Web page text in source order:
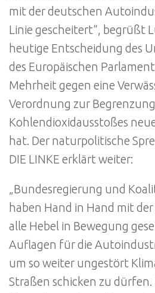
mit der deutschen
Linie gescheitert“, begrüßt
heutige Entscheidung des
des Europäischen
Mehrheit gegen eine
Verordnung zur
Kohlendioxidausstoßes
hat. Der naturpolitische
DIE LINKE erklärt weiter:
„Bundesregierung und
haben Hand in Hand mit
alle Hebel in Bewegung
Auflagen für die
um so weiter ungestört
Straßen schicken zu dürfen.